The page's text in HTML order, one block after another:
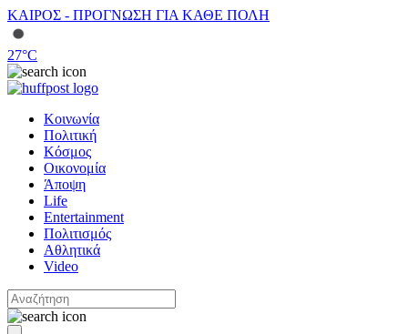
ΚΑΙΡΟΣ - ΠΡΟΓΝΩΣΗ ΓΙΑ ΚΑΘΕ ΠΟΛΗ
27°C
Κοινωνία
Πολιτική
Κόσμος
Οικονομία
Άποψη
Life
Entertainment
Πολιτισμός
Αθλητικά
Video